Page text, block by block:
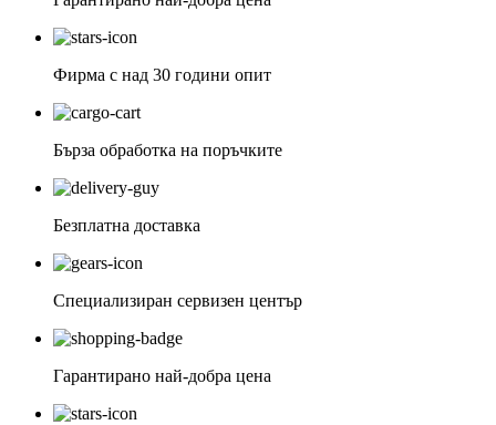
Фирма с над 30 години опит
Бърза обработка на поръчките
Безплатна доставка
Специализиран сервизен център
Гарантирано най-добра цена